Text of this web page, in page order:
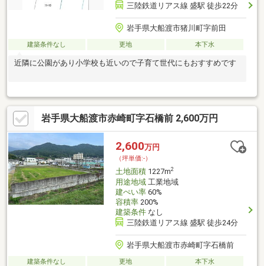
三陸鉄道リアス線 盛駅 徒歩22分
岩手県大船渡市猪川町字前田
建築条件なし 更地 本下水
近隣に公園があり小学校も近いので子育て世代にもおすすめです
岩手県大船渡市赤崎町字石橋前 2,600万円
2,600万円
（坪単価:-）
土地面積1227m2
用途地域工業地域
建ぺい率60%
容積率200%
建築条件なし
三陸鉄道リアス線 盛駅 徒歩24分
岩手県大船渡市赤崎町字石橋前
建築条件なし 更地
本下水